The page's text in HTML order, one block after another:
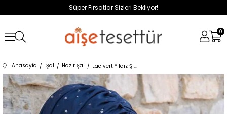
Süper Fırsatlar Sizleri Bekliyor!
0
Anasayfa Şal Hazır Şal Lacivert Yıldız Şifon Hazır Şal - 50600